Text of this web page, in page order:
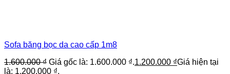
Sofa băng bọc da cao cấp 1m8
1.600.000₫ Giá gốc là: 1.600.000 ₫.1.200.000 ₫Giá hiện tại
là: 1.200.000 ₫.